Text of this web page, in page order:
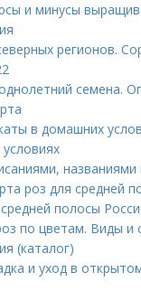
и минусы
регионов.
семена.
в домашних
роз для средней
полосы
по цветам. Виды и
(каталог)
и уход в